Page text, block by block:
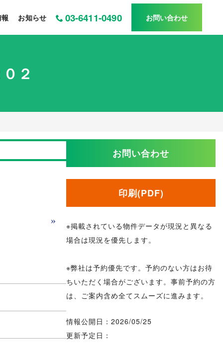
お知らせ 03-6411-0490 お問い合わせ
２
»
お問い合わせ
印刷(PDF)
※掲載されている物件データが現況と異なる
場合は現況を優先します。
※弊社は予約優先です。予約のない方はお待
ちいただく場合がございます。事前予約の方
は、ご案内含め全てスムーズに進みます。
情報公開日：2026/05/25
更新予定日：